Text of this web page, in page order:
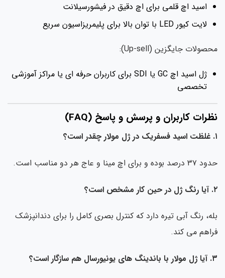
اسید اچ قلمی برای اچ دقیق در فیشورسیلانت
لایت کیور LED با توان بالا برای پلیمریزاسیون سریع
محصولات جایگزین (Up-sell):
ژل اسید اچ GC یا SDI برای کاربران حرفه ای یا مراکز آموزشی
تخصصی
نظرات کاربران و پرسش و پاسخ (FAQ)
۱. غلظت اسید فسفریک در ژل مولار چقدر است؟
حدود ۳۷ درصد بوده و برای اچ مینا و عاج هر دو مناسب است.
۲. آیا رنگ ژل در حین کار مشخص است؟
بله، رنگ آبی تیره دارد که کنترل بصری کامل را برای دندانپزشک
فراهم می کند.
۳. آیا ژل مولار با باندینگ های یونیورسال هم سازگار است؟